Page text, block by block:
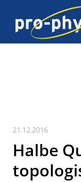
21.12.2016
Halbe